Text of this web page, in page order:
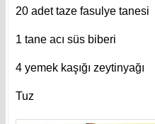
20 adet taze fasulye tanesi
1 tane acı süs biberi
4 yemek kaşığı zeytinyağı
Tuz